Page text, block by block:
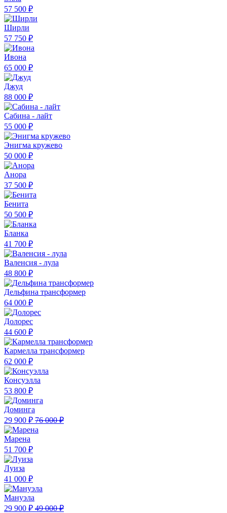
57 500 ₽
Ширли
57 750 ₽
Ивона
65 000 ₽
Джуд
88 000 ₽
Сабина - лайт
55 000 ₽
Энигма кружево
50 000 ₽
Анора
37 500 ₽
Бенита
50 500 ₽
Бланка
41 700 ₽
Валенсия - лула
48 800 ₽
Дельфина трансформер
64 000 ₽
Долорес
44 600 ₽
Кармелла трансформер
62 000 ₽
Консуэлла
53 800 ₽
Доминга
29 900 ₽ 76 000 ₽
Марена
51 700 ₽
Луиза
41 000 ₽
Мануэла
29 900 ₽ 49 000 ₽